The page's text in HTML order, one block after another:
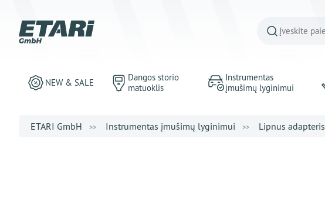
NEW & SALE
Dangos storio
matuoklis
Instrumentas
įmušimų lyginimui
ETARI GmbH Instrumentas įmušimų lyginimui Lipnus adapteris